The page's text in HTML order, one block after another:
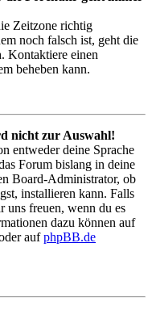
Zeitzone richtig
noch falsch ist, geht die
Kontaktiere einen
beheben kann.
nicht zur Auswahl!
entweder deine Sprache
Forum bislang in deine
Board-Administrator, ob
installieren kann. Falls
uns freuen, wenn du es
dazu können auf
aufphpBB.de